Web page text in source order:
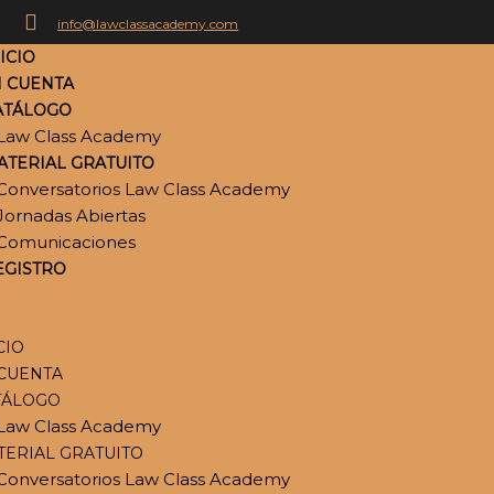
info@lawclassacademy.com
CUENTA
Class Academy
GRATUITO
Law Class Academy
Abiertas
Class Academy
GRATUITO
Law Class Academy